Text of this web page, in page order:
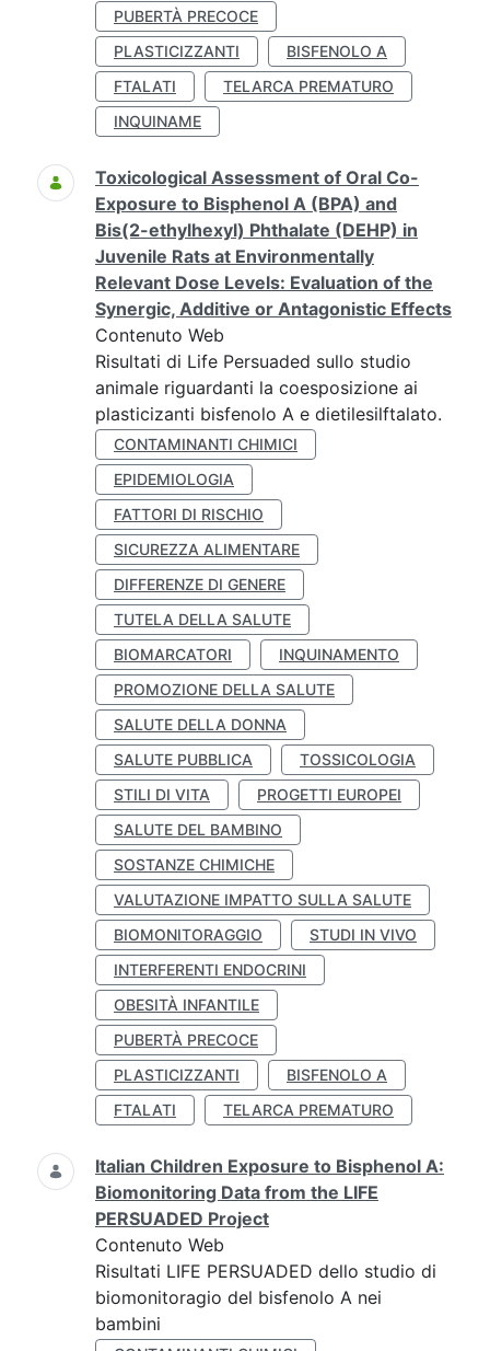
PUBERTÀ PRECOCE
PLASTICIZZANTI
BISFENOLO A
FTALATI
TELARCA PREMATURO
INQUINAME
Toxicological Assessment of Oral Co-
Exposure to Bisphenol A (BPA) and
Bis(2-ethylhexyl) Phthalate (DEHP) in
Juvenile Rats at Environmentally
Relevant Dose Levels: Evaluation of the
Synergic, Additive or Antagonistic Effects
Contenuto Web
Risultati di Life Persuaded sullo studio
animale riguardanti la coesposizione ai
plasticizanti bisfenolo A e dietilesilftalato.
CONTAMINANTI CHIMICI
EPIDEMIOLOGIA
FATTORI DI RISCHIO
SICUREZZA ALIMENTARE
DIFFERENZE DI GENERE
TUTELA DELLA SALUTE
BIOMARCATORI
INQUINAMENTO
PROMOZIONE DELLA SALUTE
SALUTE DELLA DONNA
SALUTE PUBBLICA
TOSSICOLOGIA
STILI DI VITA
PROGETTI EUROPEI
SALUTE DEL BAMBINO
SOSTANZE CHIMICHE
VALUTAZIONE IMPATTO SULLA SALUTE
BIOMONITORAGGIO
STUDI IN VIVO
INTERFERENTI ENDOCRINI
OBESITÀ INFANTILE
PUBERTÀ PRECOCE
PLASTICIZZANTI
BISFENOLO A
FTALATI
TELARCA PREMATURO
Italian Children Exposure to Bisphenol A:
Biomonitoring Data from the LIFE
PERSUADED Project
Contenuto Web
Risultati LIFE PERSUADED dello studio di
biomonitoragio del bisfenolo A nei
bambini